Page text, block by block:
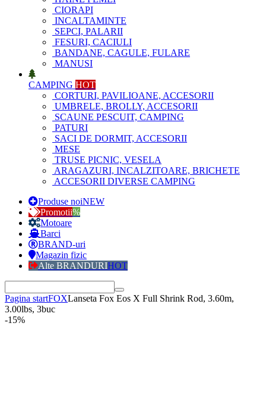
CIORAPI
INCALTAMINTE
SEPCI, PALARII
FESURI, CACIULI
BANDANE, CAGULE, FULARE
MANUSI
CAMPING HOT
CORTURI, PAVILIOANE, ACCESORII
UMBRELE, BROLLY, ACCESORII
SCAUNE PESCUIT, CAMPING
PATURI
SACI DE DORMIT, ACCESORII
MESE
TRUSE PICNIC, VESELA
ARAGAZURI, INCALZITOARE, BRICHETE
ACCESORII DIVERSE CAMPING
Produse noiNEW
Promotii%
Motoare
Barci
BRAND-uri
Magazin fizic
Alte BRANDURIHOT
Pagina startFOXLanseta Fox Eos X Full Shrink Rod, 3.60m,
3.00lbs, 3buc
-15%